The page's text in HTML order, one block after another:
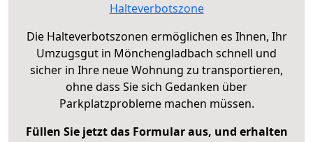
Halteverbotszone
Die Halteverbotszonen ermöglichen es Ihnen, Ihr
Umzugsgut in Mönchengladbach schnell und
sicher in Ihre neue Wohnung zu transportieren,
ohne dass Sie sich Gedanken über
Parkplatzprobleme machen müssen.
Füllen Sie jetzt das Formular aus, und erhalten